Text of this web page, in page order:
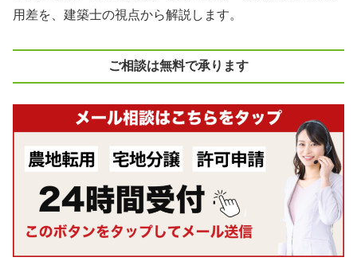
用差を、建築士の視点から解説します。
ご相談は無料で承ります